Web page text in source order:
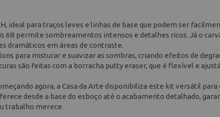
ideal para traços leves e linhas de base que podem ser
6B permite sombreamentos intensos e detalhes ricos. Já o
dramáticos em áreas de contraste.
para misturar e suavizar as sombras, criando efeitos de
são feitas com a borracha putty eraser, que é flexível e
agora, a Casa da Arte disponibiliza este kit versátil para
desde a base do esboço até o acabamento detalhado,
trabalho merece.